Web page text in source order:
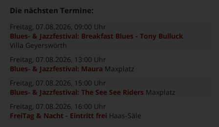
Die nächsten Termine:
Freitag, 07.08.2026, 09:00 Uhr
Blues- & Jazzfestival: Breakfast Blues - Tony Bulluck
Villa Geyerswörth
Freitag, 07.08.2026, 13:00 Uhr
Blues- & Jazzfestival: Maura Maxplatz
Freitag, 07.08.2026, 15:00 Uhr
Blues- & Jazzfestival: The See See Riders Maxplatz
Freitag, 07.08.2026, 16:00 Uhr
FreiTag & Nacht - Eintritt frei Haas-Säle